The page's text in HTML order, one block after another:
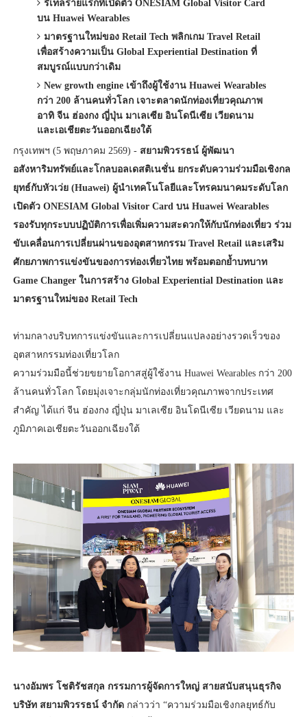
รีเทลรายแรกที่เปิดตัว ONESIAM Global Visitor Card
บน Huawei Wearables
มาตรฐานใหม่ของ Retail Tech พลิกเกม Travel Retail
เพื่อสร้างความเป็น Global Experiential Destination ที่
สมบูรณ์แบบกว่าเดิม
New growth engine เข้าถึงผู้ใช้งาน Huawei Wearables
กว่า 200 ล้านคนทั่วโลก เจาะตลาดนักท่องเที่ยวคุณภาพ
อาทิ จีน ฮ่องกง ญี่ปุ่น มาเลเซีย อินโดนีเซีย เวียดนาม
และเอเชียตะวันออกเฉียงใต้
กรุงเทพฯ (5 พฤษภาคม 2569) - สยามพิวรรธน์ ผู้พัฒนา
อสังหาริมทรัพย์และโกลบอลเดสติเนชั่น ยกระดับความร่วมมือเชิงกล
ยุทธ์กับหัวเว่ย (Huawei) ผู้นำเทคโนโลยีและโทรคมนาคมระดับโลก
เปิดตัว ONESIAM Global Visitor Card บน Huawei Wearables
รองรับทุกระบบปฏิบัติการเพื่อเพิ่มความสะดวกให้กับนักท่องเที่ยว ร่วม
ขับเคลื่อนการเปลี่ยนผ่านของอุตสาหกรรม Travel Retail และเสริม
ศักยภาพการแข่งขันของการท่องเที่ยวไทย พร้อมตอกย้ำบทบาท
Game Changer ในการสร้าง Global Experiential Destination และ
มาตรฐานใหม่ของ Retail Tech
ท่ามกลางบริบทการแข่งขันและการเปลี่ยนแปลงอย่างรวดเร็วของ
อุตสาหกรรมท่องเที่ยวโลก
ความร่วมมือนี้ช่วยขยายโอกาสสู่ผู้ใช้งาน Huawei Wearables กว่า 200
ล้านคนทั่วโลก โดยมุ่งเจาะกลุ่มนักท่องเที่ยวคุณภาพจากประเทศ
สำคัญ ได้แก่ จีน ฮ่องกง ญี่ปุ่น มาเลเซีย อินโดนีเซีย เวียดนาม และ
ภูมิภาคเอเชียตะวันออกเฉียงใต้
นางอัมพร โชติรัชสกุล กรรมการผู้จัดการใหญ่ สายสนับสนุนธุรกิจ
บริษัท สยามพิวรรธน์ จำกัดกล่าวว่า “ความร่วมมือเชิงกลยุทธ์กับ